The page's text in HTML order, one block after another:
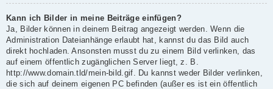
Kann ich Bilder in meine Beiträge einfügen?
Ja, Bilder können in deinem Beitrag angezeigt werden. Wenn die
Administration Dateianhänge erlaubt hat, kannst du das Bild auch
direkt hochladen. Ansonsten musst du zu einem Bild verlinken, das
auf einem öffentlich zugänglichen Server liegt, z. B.
http://www.domain.tld/mein-bild.gif. Du kannst weder Bilder verlinken,
die sich auf deinem eigenen PC befinden (außer es ist ein öffentlich